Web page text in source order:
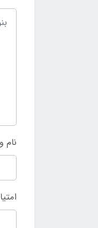
نام